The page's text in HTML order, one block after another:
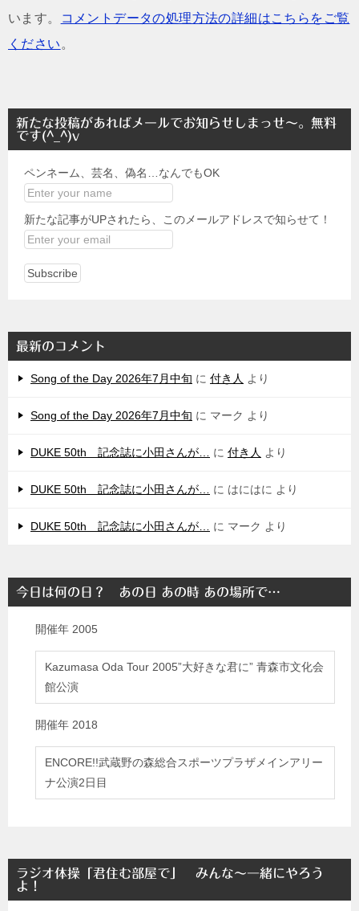
います。
コメントデータの処理方法の詳細はこちらをご覧
ください 。
新たな投稿があればメールでお知らせしまっせ～。無料
です(^_^)v
ペンネーム、芸名、偽名…なんでもOK
新たな記事がUPされたら、このメールアドレスで知らせて！
最新のコメント
Song of the Day 2026年7月中旬 に 付き人 より
Song of the Day 2026年7月中旬 に マーク より
DUKE 50th 記念誌に小田さんが… に 付き人 より
DUKE 50th 記念誌に小田さんが… に はにはに より
DUKE 50th 記念誌に小田さんが… に マーク より
今日は何の日？ あの日 あの時 あの場所で…
開催年 2005
Kazumasa Oda Tour 2005”大好きな君に” 青森市文化会
館公演
開催年 2018
ENCORE!!武蔵野の森総合スポーツプラザメインアリー
ナ公演2日目
ラジオ体操「君住む部屋で」 みんな～一緒にやろう
よ！